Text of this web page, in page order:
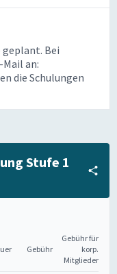
Bei
an:
die Schulungen
Stufe 1
Gebühr
Gebühr für
korp.
Mitglieder